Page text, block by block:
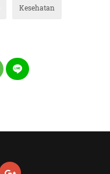
Kesehatan